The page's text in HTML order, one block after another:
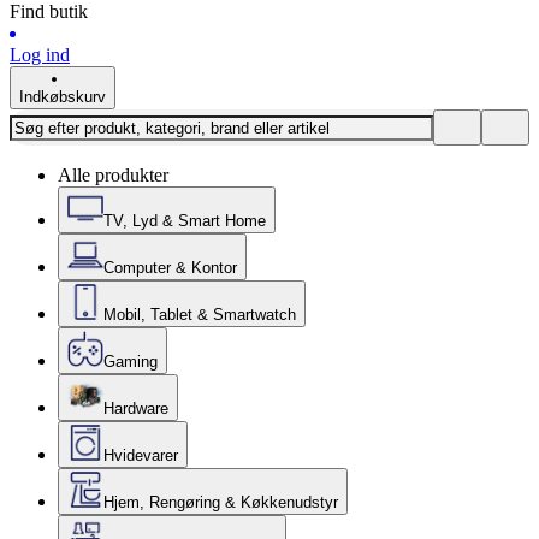
Find butik
Log ind
Indkøbskurv
Alle produkter
TV, Lyd & Smart Home
Computer & Kontor
Mobil, Tablet & Smartwatch
Gaming
Hardware
Hvidevarer
Hjem, Rengøring & Køkkenudstyr